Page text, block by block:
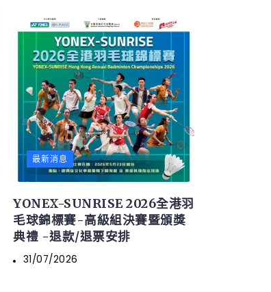
最新消息
YONEX-SUNRISE 2026全港羽
毛球錦標賽-高級組決賽暨頒獎
典禮 -退款/退票安排
31/07/2026